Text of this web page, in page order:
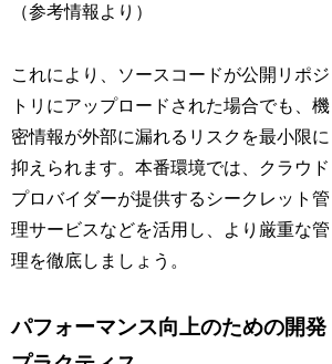
（参考情報より）
これにより、ソースコードが公開リポジ
トリにアップロードされた場合でも、機
密情報が外部に漏れるリスクを最小限に
抑えられます。本番環境では、クラウド
プロバイダーが提供するシークレット管
理サービスなどを活用し、より厳重な管
理を徹底しましょう。
パフォーマンス向上のための開発